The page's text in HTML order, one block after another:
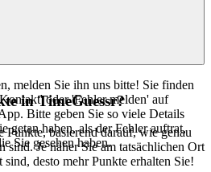
melden Sie ihn uns bitte! Sie finden
oder 'Fehler melden' auf
Bitte geben Sie so viele Details
getan haben, als der Fehler auftrat,
Sie gesehen haben.
in TimeGuessr?
Punkte, basierend darauf, wie genau
sind. Je näher Sie am tatsächlichen Ort
desto mehr Punkte erhalten Sie!